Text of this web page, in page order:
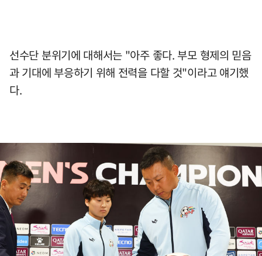
선수단 분위기에 대해서는 "아주 좋다. 부모 형제의 믿음
과 기대에 부응하기 위해 전력을 다할 것"이라고 얘기했
다.